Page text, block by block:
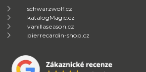
schwarzwolf.cz
katalogMagic.cz
vanillaseason.cz
pierrecardin-shop.cz